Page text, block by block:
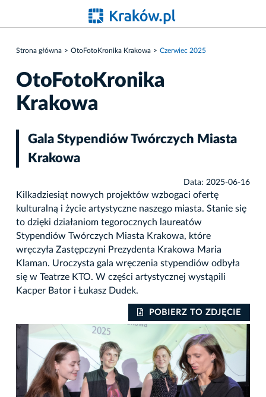
Strona główna OtoFotoKronika Krakowa Czerwiec 2025
OtoFotoKronika
Krakowa
Gala Stypendiów Twórczych Miasta
Krakowa
Data: 2025-06-16
Kilkadziesiąt nowych projektów wzbogaci ofertę
kulturalną i życie artystyczne naszego miasta. Stanie się
to dzięki działaniom tegorocznych laureatów
Stypendiów Twórczych Miasta Krakowa, które
wręczyła Zastępczyni Prezydenta Krakowa Maria
Klaman. Uroczysta gala wręczenia stypendiów odbyła
się w Teatrze KTO. W części artystycznej wystąpili
Kacper Bator i Łukasz Dudek.
POBIERZ TO ZDJĘCIE